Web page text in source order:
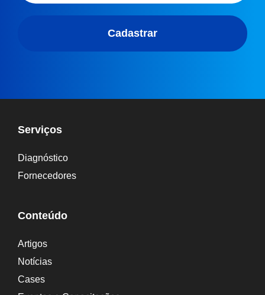
e
t
e
Serviços
Diagnóstico
Fornecedores
Conteúdo
Artigos
Notícias
Cases